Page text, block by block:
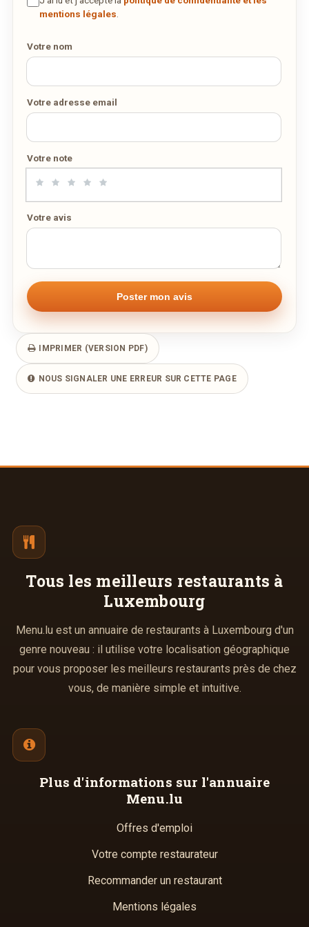
mentions légales
Votre nom
Votre adresse email
Votre note
Votre avis
IMPRIMER (VERSION PDF)
NOUS SIGNALER UNE ERREUR SUR CETTE PAGE
Tous les meilleurs restaurants à
Luxembourg
Menu.lu est un annuaire de restaurants à Luxembourg d'un
genre nouveau : il utilise votre localisation géographique
pour vous proposer les meilleurs restaurants près de chez
vous, de manière simple et intuitive.
Plus d'informations sur l'annuaire
Menu.lu
Offres d'emploi
Votre compte restaurateur
Recommander un restaurant
Mentions légales